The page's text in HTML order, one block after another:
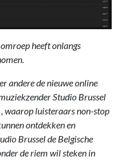
heeft onlangs
andere de nieuwe online
Studio Brussel
waarop luisteraars non-stop
ontdekken en
Brussel de Belgische
de riem wil steken in